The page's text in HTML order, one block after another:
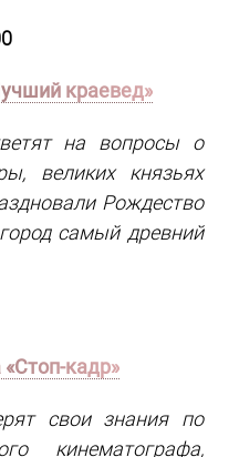
краевед»
на вопросы о
великих князьях
Рождество
самый древний
кадр»
свои знания по
кинематографа,